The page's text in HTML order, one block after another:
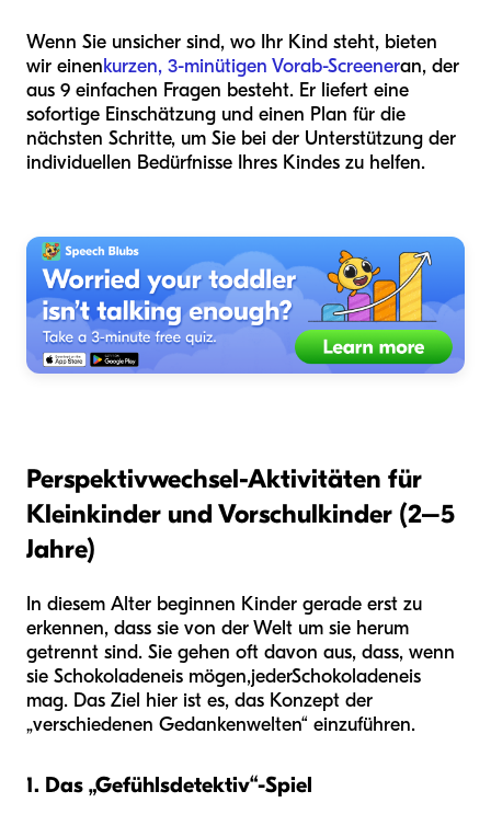
Wenn Sie unsicher sind, wo Ihr Kind steht, bieten
wir einenkurzen, 3-minütigen Vorab-Screeneran, der
aus 9 einfachen Fragen besteht. Er liefert eine
sofortige Einschätzung und einen Plan für die
nächsten Schritte, um Sie bei der Unterstützung der
individuellen Bedürfnisse Ihres Kindes zu helfen.
Perspektivwechsel-Aktivitäten für
Kleinkinder und Vorschulkinder (2–5
Jahre)
In diesem Alter beginnen Kinder gerade erst zu
erkennen, dass sie von der Welt um sie herum
getrennt sind. Sie gehen oft davon aus, dass, wenn
sie Schokoladeneis mögen,jederSchokoladeneis
mag. Das Ziel hier ist es, das Konzept der
„verschiedenen Gedankenwelten“ einzuführen.
1. Das „Gefühlsdetektiv“-Spiel